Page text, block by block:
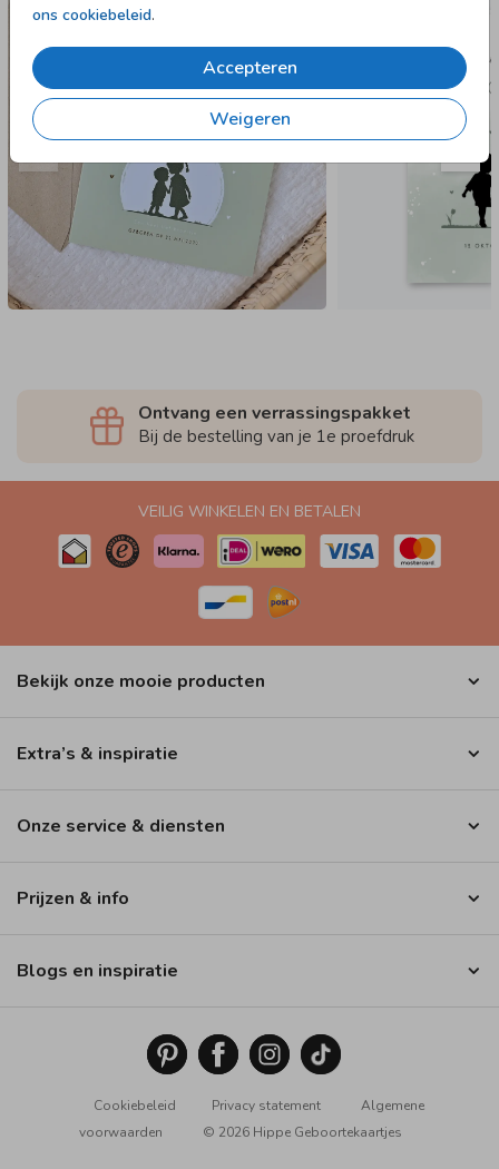
ons cookiebeleid.
Accepteren
Weigeren
Ontvang een verrassingspakket
Bij de bestelling van je 1e proefdruk
VEILIG WINKELEN EN BETALEN
Bekijk onze mooie producten
Extra’s & inspiratie
Onze service & diensten
Prijzen & info
Blogs en inspiratie
Cookiebeleid Privacy statement
Algemene
voorwaarden
© 2026 Hippe Geboortekaartjes